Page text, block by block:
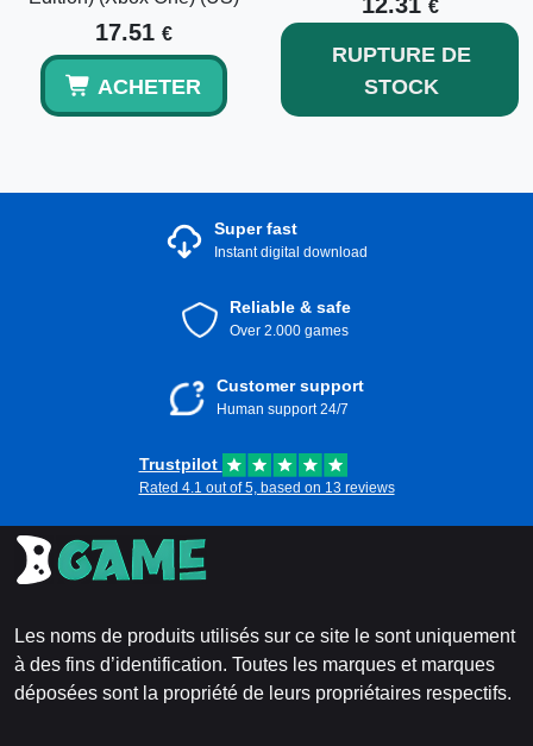
17.51 €
ACHETER
€
RUPTURE DE
STOCK
Super fast
Instant digital download
Reliable & safe
Over 2.000 games
Customer support
Human support 24/7
Trustpilot
Rated 4.1 out of 5, based on 13 reviews
Les noms de produits utilisés sur ce site le sont uniquement
à des fins d’identification. Toutes les marques et marques
déposées sont la propriété de leurs propriétaires respectifs.